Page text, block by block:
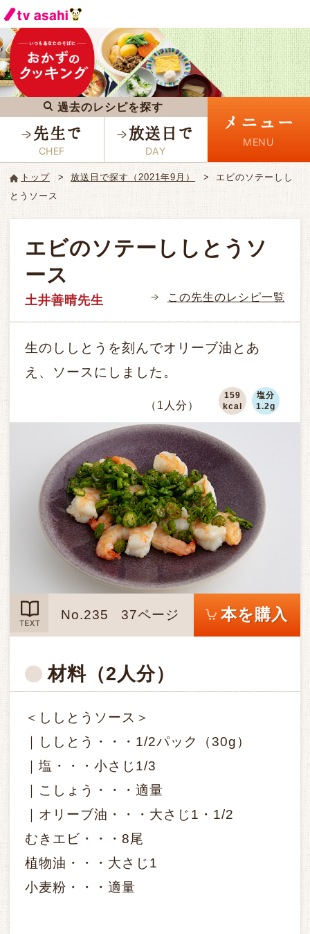
過去のレシピを探す
先生で 放送日で
メニュー
トップ 放送日で探す（2021年9月）
エビのソテーしし
とうソース
エビのソテーししとうソ
ース
土井善晴先生 この先生のレシピ一覧
生のししとうを刻んでオリーブ油とあ
え、ソースにしました。
159
kcal
塩分
1.2g
（1人分）
TEXT
No.235 37ページ 本を購入
材料 （2人分）
＜ししとうソース＞
｜ししとう・・・1/2パック（30g）
｜塩・・・小さじ1/3
｜こしょう・・・適量
｜オリーブ油・・・大さじ1・1/2
むきエビ・・・8尾
植物油・・・大さじ1
小麦粉・・・適量